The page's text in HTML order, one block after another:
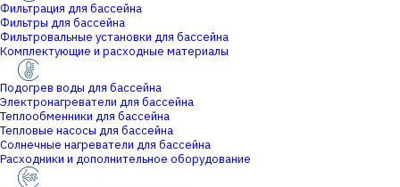
Фильтрация для бассейна
Фильтры для бассейна
Фильтровальные установки для бассейна
Комплектующие и расходные материалы
Подогрев воды для бассейна
Электронагреватели для бассейна
Теплообменники для бассейна
Тепловые насосы для бассейна
Солнечные нагреватели для бассейна
Расходники и дополнительное оборудование